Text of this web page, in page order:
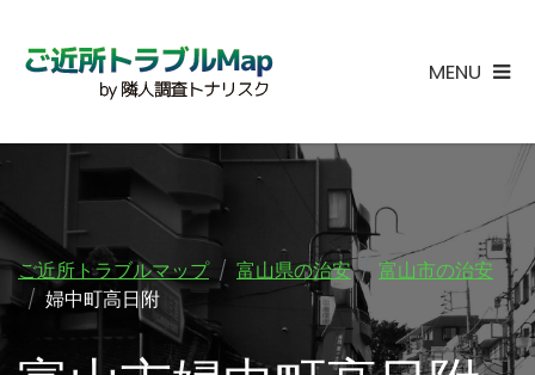
MENU
ご近所トラブルマップ 富山県の治安
富山市の治安
婦中町高日附